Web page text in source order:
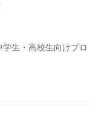
生・高校生向けプロ